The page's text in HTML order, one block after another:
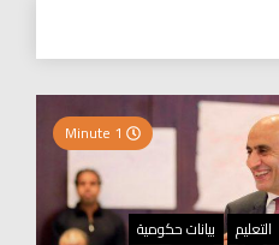
التعليم بيانات حكومية